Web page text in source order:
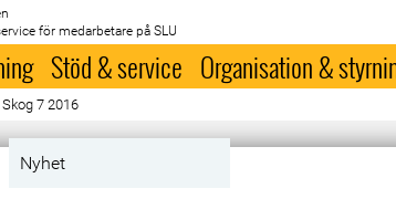
för medarbetare på SLU
Stöd & service Organisation &
7 2016
Nyhet